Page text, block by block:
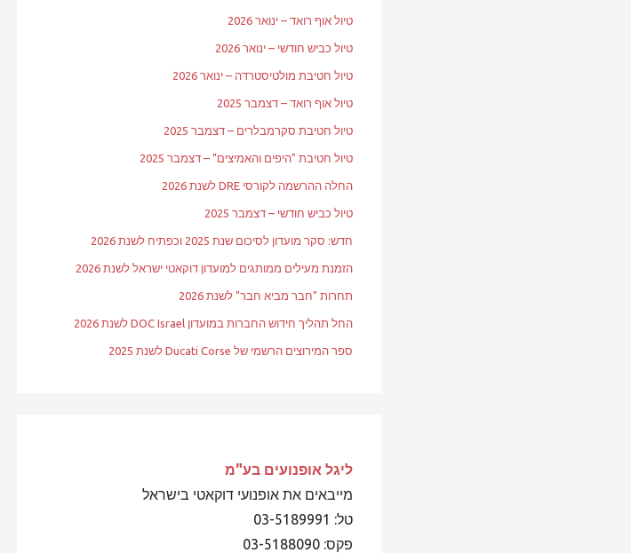
טיול אוף רואד – ינואר 2026
טיול כביש חודשי – ינואר 2026
טיול חטיבת מולטיסטרדה – ינואר 2026
טיול אוף רואד – דצמבר 2025
טיול חטיבת סקרמבלרים – דצמבר 2025
טיול חטיבת "היפים והאמיצים" – דצמבר 2025
החלה ההרשמה לקורסי DRE לשנת 2026
טיול כביש חודשי – דצמבר 2025
חדש: סקר מועדון לסיכום שנת 2025 וכפתיח לשנת 2026
הזמנת מעילים ממותגים למועדון דוקאטי ישראל לשנת 2026
תחרות "חבר מביא חבר" לשנת 2026
החל תהליך חידוש החברות במועדון DOC Israel לשנת 2026
ספר המירוצים הרשמי של Ducati Corse לשנת 2025
ליגל אופנועים בע"מ
מייבאים את אופנועי דוקאטי בישראל
טל: 03-5189991
פקס: 03-5188090